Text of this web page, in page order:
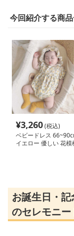
今回紹介する商
¥3,260(税込)
ベビードレス
イエロー 優しい 花模
お誕生日・
のセレモニ